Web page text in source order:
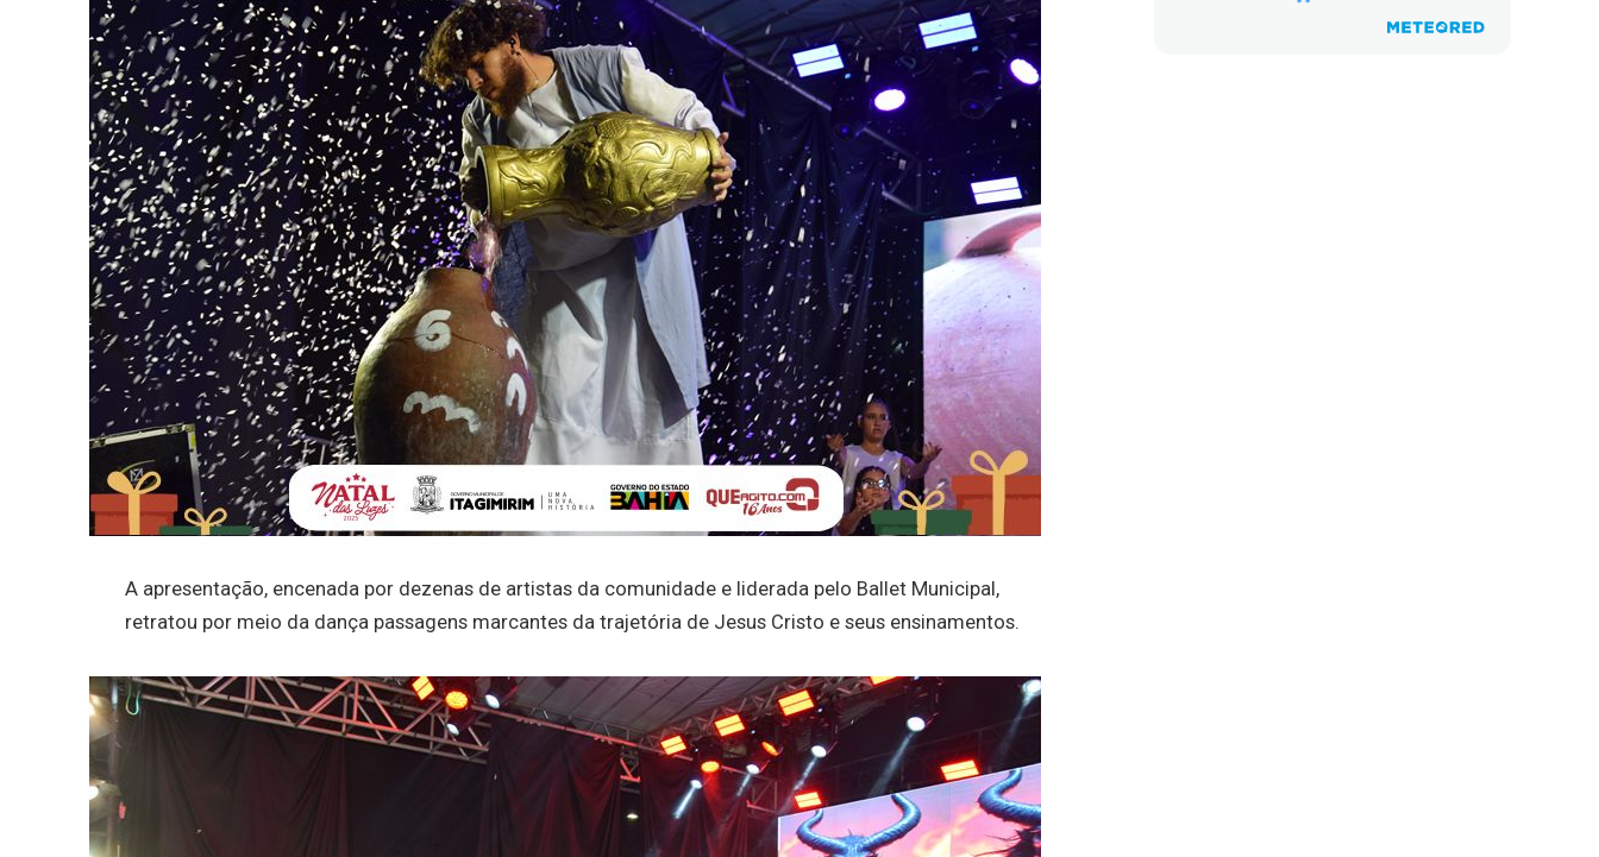
A apresentação, encenada por dezenas de artistas da comunidade e liderada pelo Ballet Municipal,
retratou por meio da dança passagens marcantes da trajetória de Jesus Cristo e seus ensinamentos.